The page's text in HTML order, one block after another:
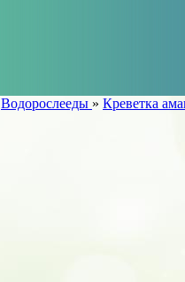
Водорослееды » Креветка